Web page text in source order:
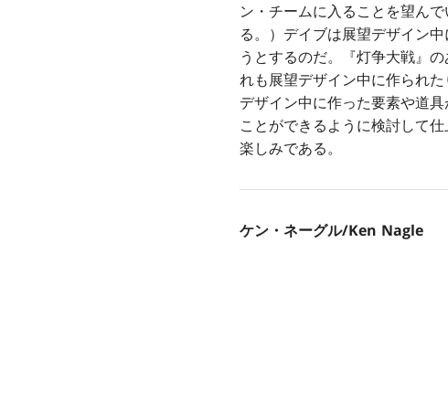
ン・チームに入ることを望ん
る。）デイブは展望デザイン
うとするのだ。『灯争大戦』
れも展望デザイン中に作られ
デザイン中に作った要素や道
ことができるように検討して
楽しみである。
ケン・ネーグル/Ken Nagle